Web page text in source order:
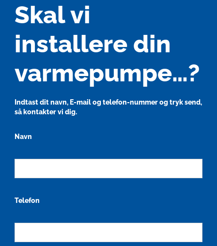
Skal vi
installere din
varmepumpe…?
Indtast dit navn, E-mail og telefon-nummer og tryk send,
så kontakter vi dig.
Navn
Telefon